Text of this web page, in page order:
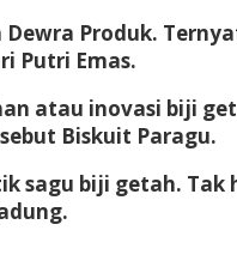
Produk.
Putri Emas.
atau inovasi biji
Biskuit Paragu.
biji getah.